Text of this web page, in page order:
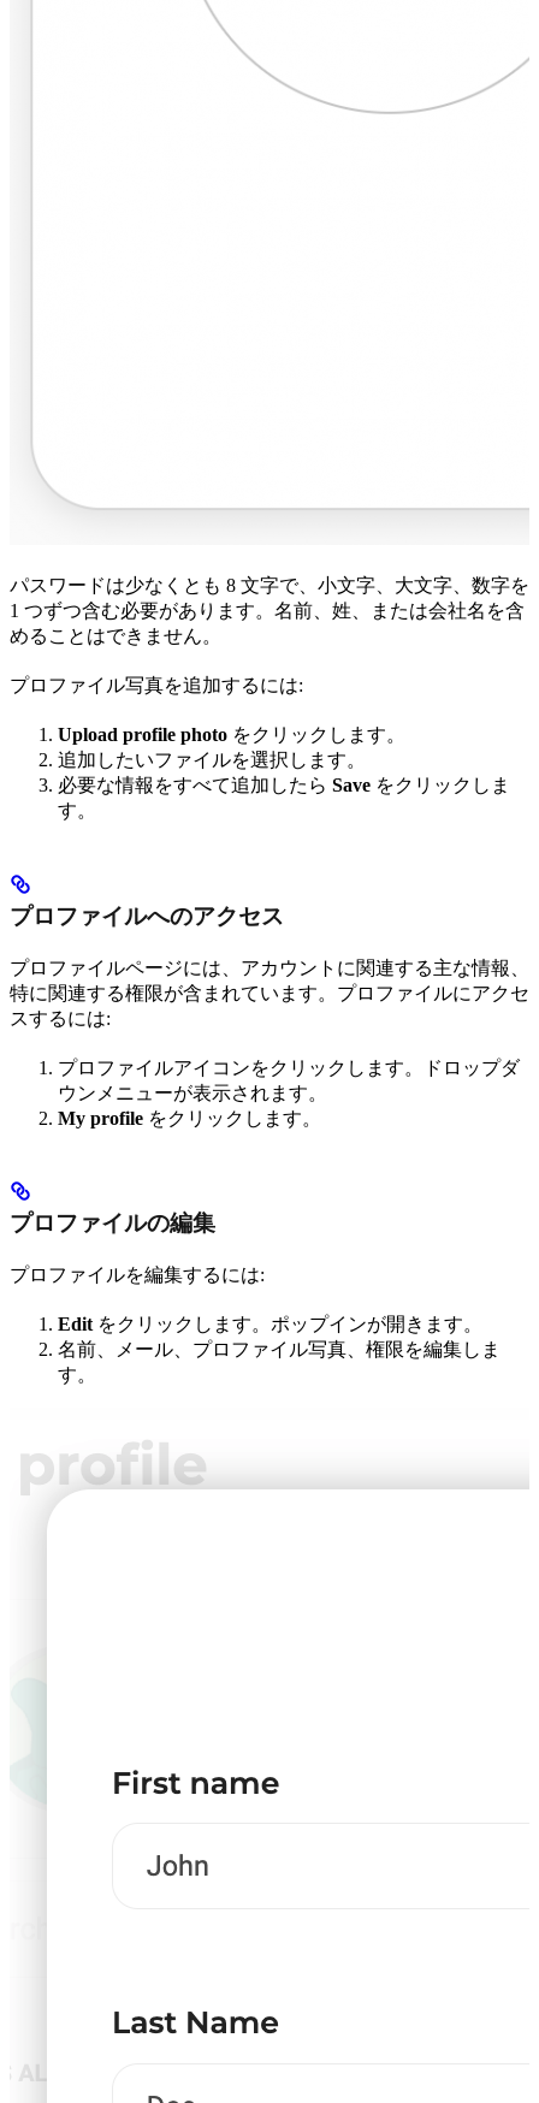
パスワードは少なくとも 8 文字で、小文字、大文字、数字を
1 つずつ含む必要があります。名前、姓、または会社名を含
めることはできません。
プロファイル写真を追加するには:
Upload profile photo をクリックします。
追加したいファイルを選択します。
必要な情報をすべて追加したら Save をクリックしま
す。
プロファイルへのアクセス
プロファイルページには、アカウントに関連する主な情報、
特に関連する権限が含まれています。プロファイルにアクセ
スするには:
プロファイルアイコンをクリックします。ドロップダ
ウンメニューが表示されます。
My profile をクリックします。
プロファイルの編集
プロファイルを編集するには:
Editをクリックします。ポップインが開きます。
名前、メール、プロファイル写真、権限を編集しま
す。